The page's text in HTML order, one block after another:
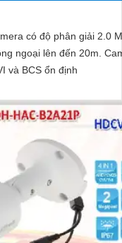
có độ phân giải 2.0
lên đến 20m. Camera sử
và BCS ổn định